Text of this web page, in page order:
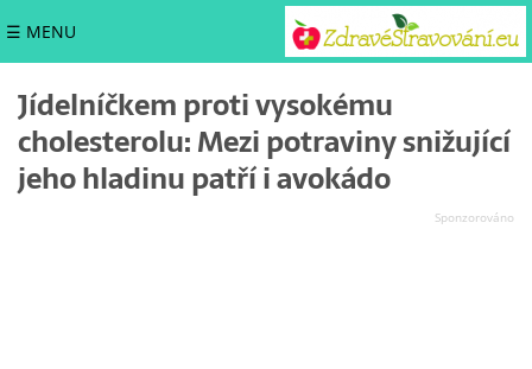
☰ MENU
Jídelníčkem proti vysokému
cholesterolu: Mezi potraviny snižující
jeho hladinu patří i avokádo